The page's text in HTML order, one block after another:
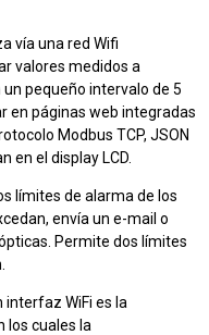
vía una red Wifi
valores medidos a
un pequeño intervalo de 5
en páginas web integradas
Modbus TCP, JSON
en el display LCD.
límites de alarma de los
envía un e-mail o
Permite dos límites
interfaz WiFi es la
los cuales la